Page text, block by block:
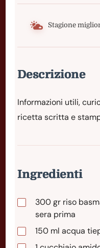
Stagione
Descrizione
Informazioni utili,
ricetta scritta e
Ingredienti
300gr riso
sera prima
150 ml acqua